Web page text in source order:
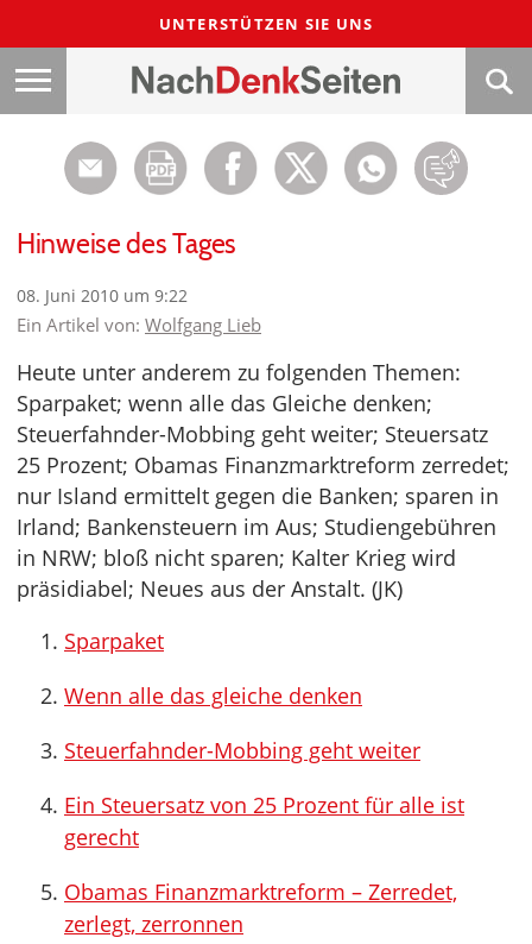
UNTERSTÜTZEN SIE UNS
Hinweise des Tages
08. Juni 2010 um 9:22
Ein Artikel von: Wolfgang Lieb
Heute unter anderem zu folgenden Themen:
Sparpaket; wenn alle das Gleiche denken;
Steuerfahnder-Mobbing geht weiter; Steuersatz
25 Prozent; Obamas Finanzmarktreform zerredet;
nur Island ermittelt gegen die Banken; sparen in
Irland; Bankensteuern im Aus; Studiengebühren
in NRW; bloß nicht sparen; Kalter Krieg wird
präsidiabel; Neues aus der Anstalt. (JK)
Sparpaket
Wenn alle das gleiche denken
Steuerfahnder-Mobbing geht weiter
Ein Steuersatz von 25 Prozent für alle ist
gerecht
Obamas Finanzmarktreform – Zerredet,
zerlegt, zerronnen